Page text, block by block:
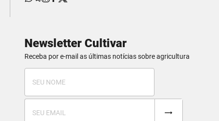
Newsletter Cultivar
Receba por e-mail as últimas notícias sobre agricultura